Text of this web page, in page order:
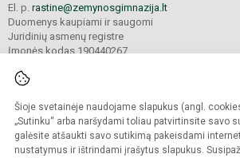
Šioje svetainėje naudojame slapukus (angl.
„Sutinku“ arba naršydami toliau patvirtinsite savo
galėsite atšaukti savo sutikimą pakeisdami
nustatymus ir ištrindami įrašytus slapukus.
El. p. rastine@zemynosgimnazija.lt
Duomenys kaupiami ir saugomi
Juridinių asmenų registre
Įmonės kodas 190440267
© 2022. Klaipėdos universiteto „Žemynos“
Kopijuoti turinį be raštiško gimnazijos sutikimo
Prieinamumo paraiška Slapukų